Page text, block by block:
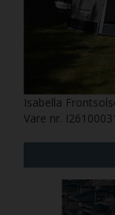
Isabella
Vare nr.